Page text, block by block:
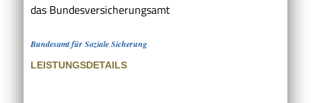
das Bundesversicherungsamt
Bundesamt für Soziale Sicherung
LEISTUNGSDETAILS